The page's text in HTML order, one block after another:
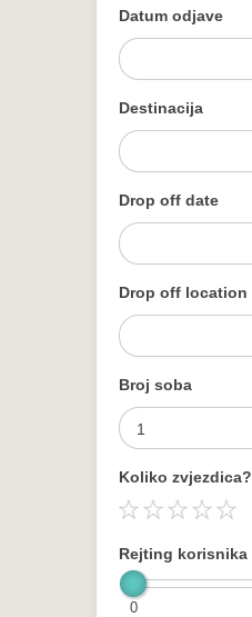
Broj soba
1
Destinacija
Drop off location
Datum odjave
Koliko zvjezdica?
Rejting korisnika
0
Drop off date